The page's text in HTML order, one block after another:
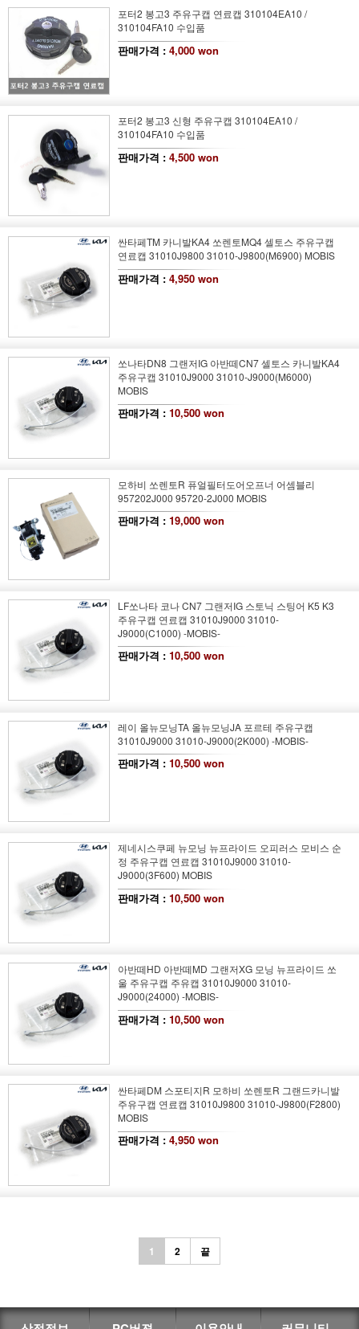
포터2 봉고3 주유구캡 연료캡 310104EA10 /
310104FA10 수입품
판매가격 : 4,000 won
포터2 봉고3 신형 주유구캡 310104EA10 /
310104FA10 수입품
판매가격 : 4,500 won
싼타페TM 카니발KA4 쏘렌토MQ4 셀토스 주유구캡
연료캡 31010J9800 31010-J9800(M6900) MOBIS
판매가격 : 4,950 won
쏘나타DN8 그랜저IG 아반떼CN7 셀토스 카니발KA4
주유구캡 31010J9000 31010-J9000(M6000)
MOBIS
판매가격 : 10,500 won
모하비 쏘렌토R 퓨얼필터도어오프너 어셈블리
957202J000 95720-2J000 MOBIS
판매가격 : 19,000 won
LF쏘나타 코나 CN7 그랜저IG 스토닉 스팅어 K5 K3
주유구캡 연료캡 31010J9000 31010-
J9000(C1000) -MOBIS-
판매가격 : 10,500 won
레이 올뉴모닝TA 올뉴모닝JA 포르테 주유구캡
31010J9000 31010-J9000(2K000) -MOBIS-
판매가격 : 10,500 won
제네시스쿠페 뉴모닝 뉴프라이드 오피러스 모비스 순
정 주유구캡 연료캡 31010J9000 31010-
J9000(3F600) MOBIS
판매가격 : 10,500 won
아반떼HD 아반떼MD 그랜저XG 모닝 뉴프라이드 쏘
울 주유구캡 주유캡 31010J9000 31010-
J9000(24000) -MOBIS-
판매가격 : 10,500 won
싼타페DM 스포티지R 모하비 쏘렌토R 그랜드카니발
주유구캡 연료캡 31010J9800 31010-J9800(F2800)
MOBIS
판매가격 : 4,950 won
1 2 끝